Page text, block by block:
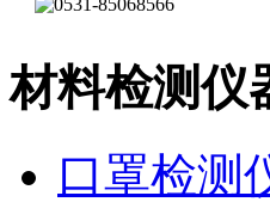
材料检测仪
口罩检测